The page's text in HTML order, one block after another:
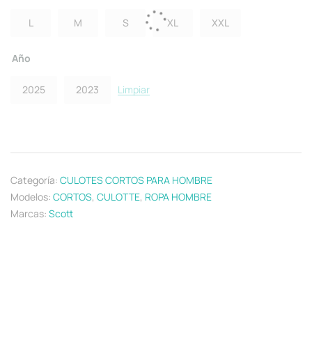
L M S XL XXL
Año
2025 2023 Limpiar
Categoría: CULOTES CORTOS PARA HOMBRE
Modelos: CORTOS, CULOTTE, ROPA HOMBRE
Marcas: Scott